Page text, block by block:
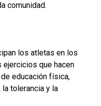
comunidad.
los atletas en los
que hacen
educación física,
tolerancia y la